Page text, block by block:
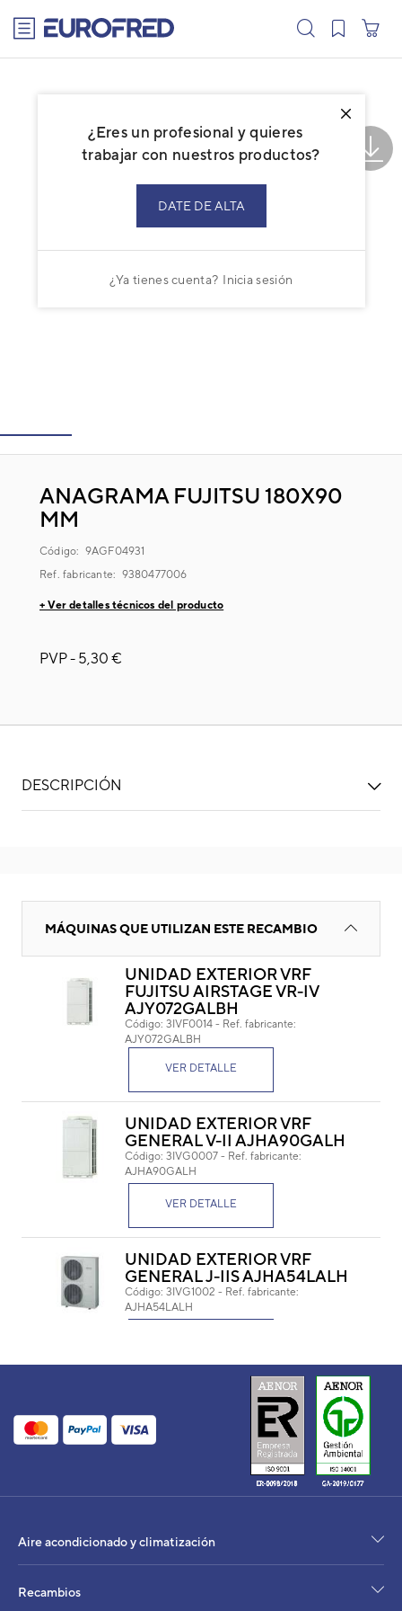
¿Eres un profesional y quieres
trabajar con nuestros productos?
DATE DE ALTA
¿Ya tienes cuenta? Inicia sesión
ANAGRAMA FUJITSU 180X90
MM
Código: 9AGF04931
Ref. fabricante: 9380477006
+ Ver detalles técnicos del producto
PVP - 5,30 €
DESCRIPCIÓN
ANAGRAMA FUJITSU 180X90 MM
Medidas: 180 x 90 mm. (L x W)
MÁQUINAS QUE UTILIZAN ESTE RECAMBIO
UNIDAD EXTERIOR VRF
FUJITSU AIRSTAGE VR-IV
AJY072GALBH
Código: 3IVF0014 - Ref. fabricante:
AJY072GALBH
VER DETALLE
UNIDAD EXTERIOR VRF
GENERAL V-II AJHA90GALH
Código: 3IVG0007 - Ref. fabricante:
AJHA90GALH
VER DETALLE
UNIDAD EXTERIOR VRF
GENERAL J-IIS AJHA54LALH
Código: 3IVG1002 - Ref. fabricante:
AJHA54LALH
UE MICRO VRF J-IIS
AJY054LCLAH
Código:
Ref. fabricante:
AJY054LCLAH
ACONDICIONADO FUJITSU
VRF AIRSTAGE J-II
Aire acondicionado y climatización
Recambios